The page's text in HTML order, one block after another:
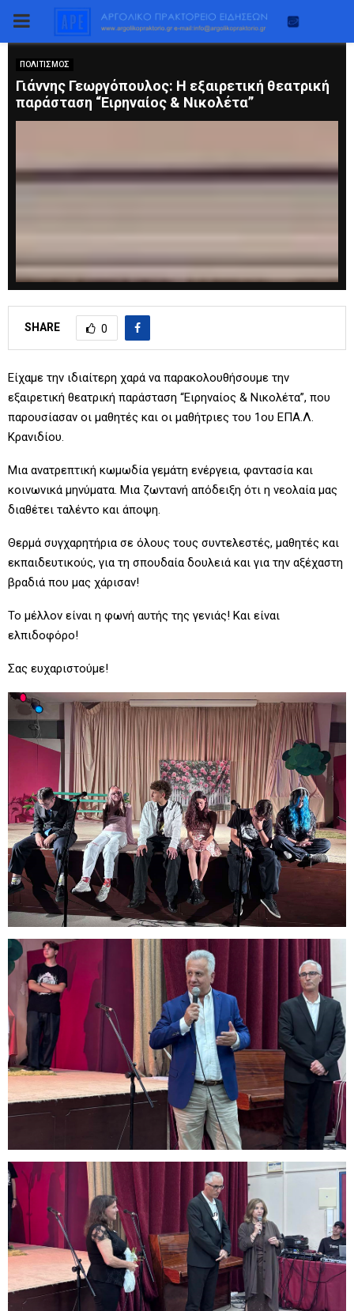
PRIMARY
MENU
ΠΟΛΙΤΙΣΜΟΣ
Γιάννης Γεωργόπουλος: H εξαιρετική θεατρική
παράσταση “Ειρηναίος & Νικολέτα”
SHARE 0
Είχαμε την ιδιαίτερη χαρά να παρακολουθήσουμε την
εξαιρετική θεατρική παράσταση “Ειρηναίος & Νικολέτα”, που
παρουσίασαν οι μαθητές και οι μαθήτριες του 1ου ΕΠΑ.Λ.
Κρανιδίου.
Μια ανατρεπτική κωμωδία γεμάτη ενέργεια, φαντασία και
κοινωνικά μηνύματα. Μια ζωντανή απόδειξη ότι η νεολαία μας
διαθέτει ταλέντο και άποψη.
Θερμά συγχαρητήρια σε όλους τους συντελεστές, μαθητές και
εκπαιδευτικούς, για τη σπουδαία δουλειά και για την αξέχαστη
βραδιά που μας χάρισαν!
Το μέλλον είναι η φωνή αυτής της γενιάς! Και είναι
ελπιδοφόρο!
Σας ευχαριστούμε!